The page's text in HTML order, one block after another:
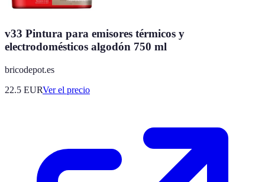
v33 Pintura para emisores térmicos y
electrodomésticos algodón 750 ml
bricodepot.es
22.5 EURVer el precio